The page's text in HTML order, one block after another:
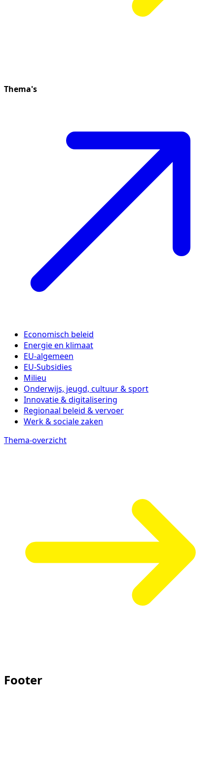
Thema's
Economisch beleid
Energie en klimaat
EU-algemeen
EU-Subsidies
Milieu
Onderwijs, jeugd, cultuur & sport
Innovatie & digitalisering
Regionaal beleid & vervoer
Werk & sociale zaken
Thema-overzicht
Footer